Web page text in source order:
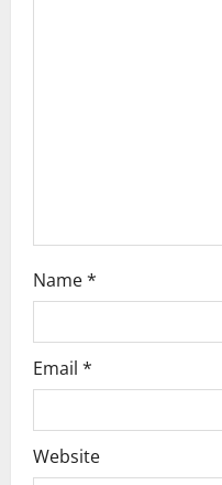
Name*
Email *
Website